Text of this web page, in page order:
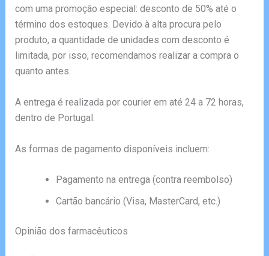
com uma promoção especial: desconto de 50% até o
término dos estoques. Devido à alta procura pelo
produto, a quantidade de unidades com desconto é
limitada, por isso, recomendamos realizar a compra o
quanto antes.
A entrega é realizada por courier em até 24 a 72 horas,
dentro de Portugal.
As formas de pagamento disponíveis incluem:
Pagamento na entrega (contra reembolso)
Cartão bancário (Visa, MasterCard, etc.)
Opinião dos farmacêuticos